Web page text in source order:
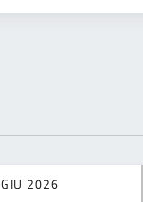
2026